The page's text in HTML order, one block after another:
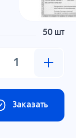
50 шт
Заказать